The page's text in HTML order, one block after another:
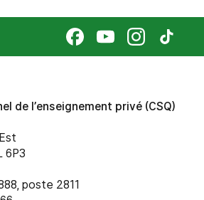
de l’enseignement privé (CSQ)
6P3
poste 2811